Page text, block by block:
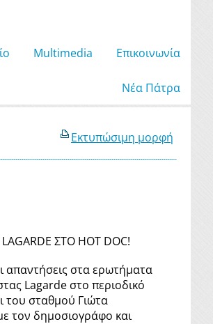
Μultimedia Επικοινωνία
Νέα Πάτρα
Εκτυπώσιμη μορφή
ΣΤΟ HOT DOC!
απαντήσεις στα ερωτήματα
Lagarde στο περιοδικό
του σταθμού Γιώτα
τον δημοσιογράφο και